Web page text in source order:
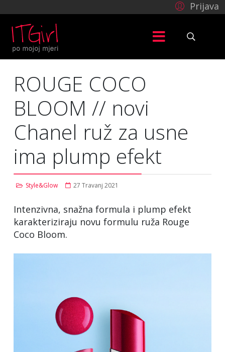
Prijava
ROUGE COCO
BLOOM // novi
Chanel ruž za usne
ima plump efekt
Style&Glow 27 Travanj 2021
Intenzivna, snažna formula i plump efekt
karakteriziraju novu formulu ruža Rouge
Coco Bloom.